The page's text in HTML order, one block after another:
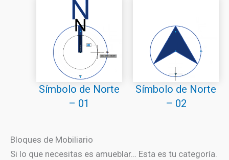
Símbolo de Norte
– 01
Símbolo de Norte
– 02
Bloques de Mobiliario
Si lo que necesitas es amueblar… Esta es tu categoría.